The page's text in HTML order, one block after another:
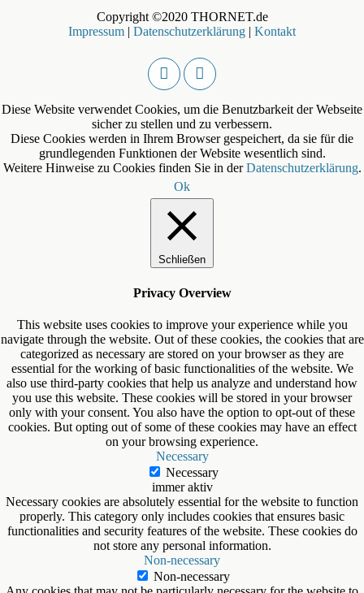
Copyright ©2020 THORNET.de
Impressum | Datenschutzerklärung | Kontakt
Diese Website verwendet Cookies, um die Benutzbarkeit der Webseite
sicher zu stellen und zu verbessern.
Diese Cookies werden in Ihrem Browser gespeichert, da sie für die
grundlegenden Funktionen der Website wesentlich sind.
Weitere Hinweise zu Cookies finden Sie in derDatenschutzerklärung.
Ok
Schließen
Privacy Overview
This website uses cookies to improve your experience while you
navigate through the website. Out of these cookies, the cookies that are
categorized as necessary are stored on your browser as they are
essential for the working of basic functionalities of the website. We
also use third-party cookies that help us analyze and understand how
you use this website. These cookies will be stored in your browser
only with your consent. You also have the option to opt-out of these
cookies. But opting out of some of these cookies may have an effect
on your browsing experience.
Necessary
Necessary
immer aktiv
Necessary cookies are absolutely essential for the website to function
properly. This category only includes cookies that ensures basic
functionalities and security features of the website. These cookies do
not store any personal information.
Non-necessary
Non-necessary